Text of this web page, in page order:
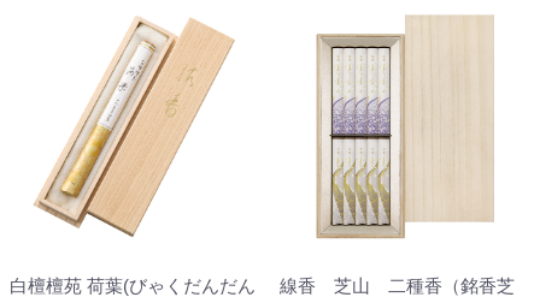
白檀檀苑 荷葉(びゃくだんだん
線香 芝山 二種香（銘香芝